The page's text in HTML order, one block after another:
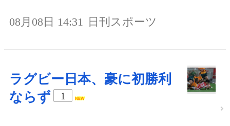
08月08日 14:31 日刊スポーツ
ラグビー日本、豪に初勝利
ならず
1